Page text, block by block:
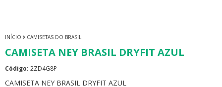
INÍCIO CAMISETAS DO BRASIL
CAMISETA NEY BRASIL DRYFIT AZUL
Código: 2ZD4G8P
CAMISETA NEY BRASIL DRYFIT AZUL